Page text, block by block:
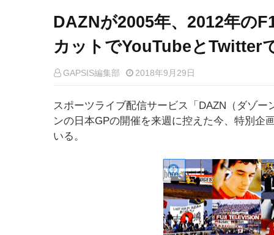
DAZNが2005年、2012年の
カットでYouTubeとTwitter
GAPSIS編集部 2018年9月29日
スポーツライブ配信サービス「DAZN（ダゾ
ンの日本GPの開催を来週に控えた今、特別企
いる。